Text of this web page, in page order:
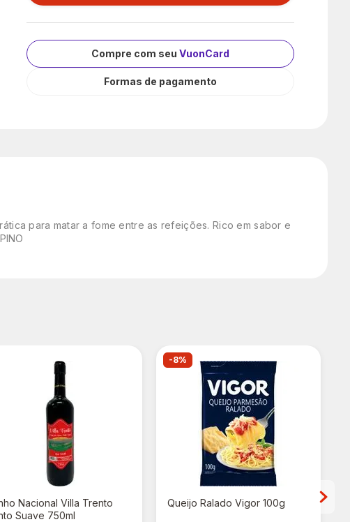
Compre com seu VuonCard
Formas de pagamento
para matar a fome entre as refeições. Rico em sabor e
Nacional Villa Trento
Suave 750ml
-8%
Queijo Ralado Vigor 100g